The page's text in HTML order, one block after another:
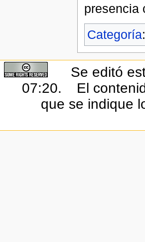
presencia
Categoría:
Se editó
07:20.
El
que se indique